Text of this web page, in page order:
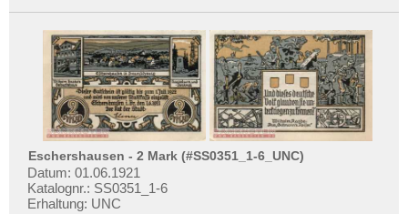
Liebertwolkwitz
Liegnitz
Lilienthal
Limbach
Limburg
Lindau
Lindenberg i. Allgäu
Lingen
Eschershausen - 2 Mark (#SS0351_1-6_UNC)
Datum: 01.06.1921
Katalognr.: SS0351_1-6
Erhaltung: UNC